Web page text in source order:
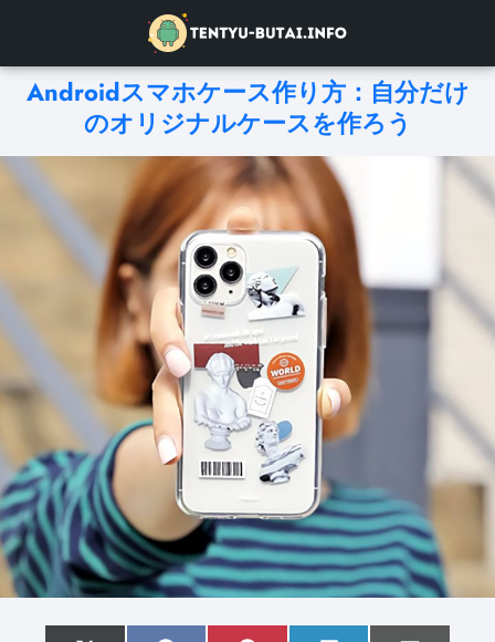
Androidスマホケース作り方：自分だけ
のオリジナルケースを作ろう